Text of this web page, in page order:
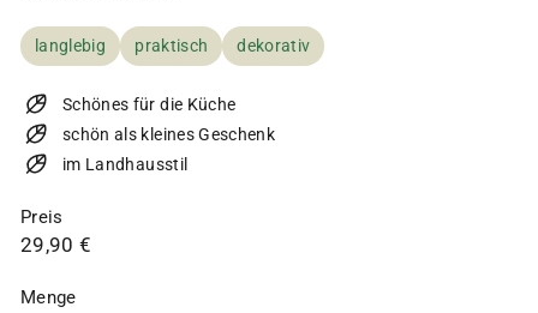
langlebig praktisch dekorativ
Schönes für die Küche
schön als kleines Geschenk
im Landhausstil
Preis
Normaler
29,90 €
Menge